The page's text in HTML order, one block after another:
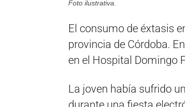
Foto ilustrativa.
El consumo de éxtasis
provincia de Córdoba.
en el Hospital Domingo
La joven había sufrido